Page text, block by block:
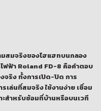
สมจริงของไฮแฮทบนกลอง
ฟฟ้า Roland FD-8 คือคำตอบ
จริง ทั้งการเปิด-ปิด การ
เล่นที่สมจริง ใช้งานง่าย เชื่อม
สำหรับซ้อมที่บ้านหรือบนเวที